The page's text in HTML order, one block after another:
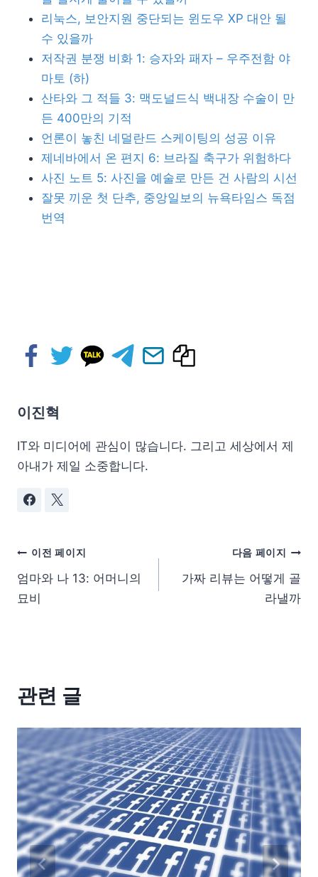
리눅스, 보안지원 중단되는 윈도우 XP 대안 될
수 있을까
저작권 분쟁 비화 1: 승자와 패자 – 우주전함 야
마토 (하)
산타와 그 적들 3: 맥도널드식 백내장 수술이 만
든 400만의 기적
언론이 놓친 네덜란드 스케이팅의 성공 이유
제네바에서 온 편지 6: 브라질 축구가 위험하다
사진 노트 5: 사진을 예술로 만든 건 사람의 시선
잘못 끼운 첫 단추, 중앙일보의 뉴욕타임스 독점
번역
이진혁
IT와 미디어에 관심이 많습니다. 그리고 세상에서 제
아내가 제일 소중합니다.
이전 페이지
엄마와 나 13: 어머니의
묘비
다음 페이지
가짜 리뷰는 어떻게 골
라낼까
관련 글